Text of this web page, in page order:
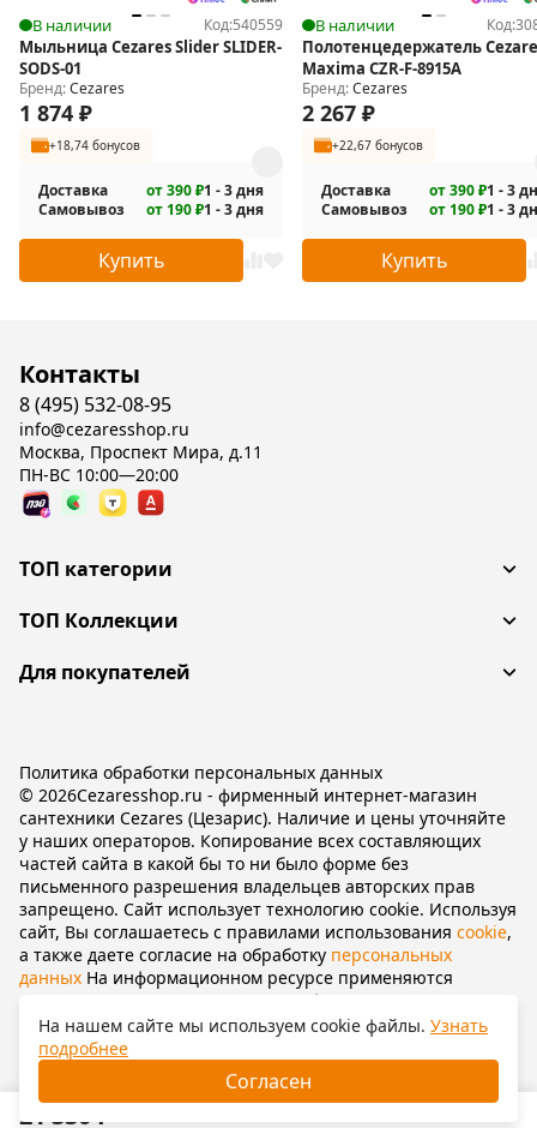
21 330 ₽
В наличии Код:540559
Мыльница Cezares Slider SLIDER-
SODS-01
Бренд:Cezares
1 874 ₽
+18,74 бонусов
Доставка от 390 ₽1 - 3 дня
Самовывоз
от 190 ₽1 - 3 дня
Купить
В наличии Код:
Полотенцедержатель
Maxima CZR-F-8915A
Бренд:Cezares
2 267 ₽
+22,67 бонусов
Доставка от 390 ₽1 - 3
Самовывоз
от 190 ₽1 - 3
Купить
Контакты
8 (495) 532-08-95
info@cezaresshop.ru
Москва, Проспект Мира, д.11
ПН-ВС 10:00—20:00
ТОП категории
ТОП Коллекции
Для покупателей
© 2026Cezaresshop.ru - фирменный интернет-магазин
сантехники Cezares (Цезарис). Наличие и цены уточняйте
у наших операторов. Копирование всех составляющих
частей сайта в какой бы то ни было форме без
письменного разрешения владельцев авторских прав
запрещено. Сайт использует технологию cookie. Используя
сайт, Вы соглашаетесь с правилами использования cookie,
а также даете согласие на обработку персональных
данных На информационном ресурсе применяются
(информационные
технологии предоставления информации на основе сбора,
систематизации и анализа сведений, относящихся к
предпочтениям пользователей сети «Интернет»,
находящихся на территории Российской Федерации).
Политика обработки персональных данных
На нашем сайте мы используем cookie файлы. Узнать
подробнее
Согласен